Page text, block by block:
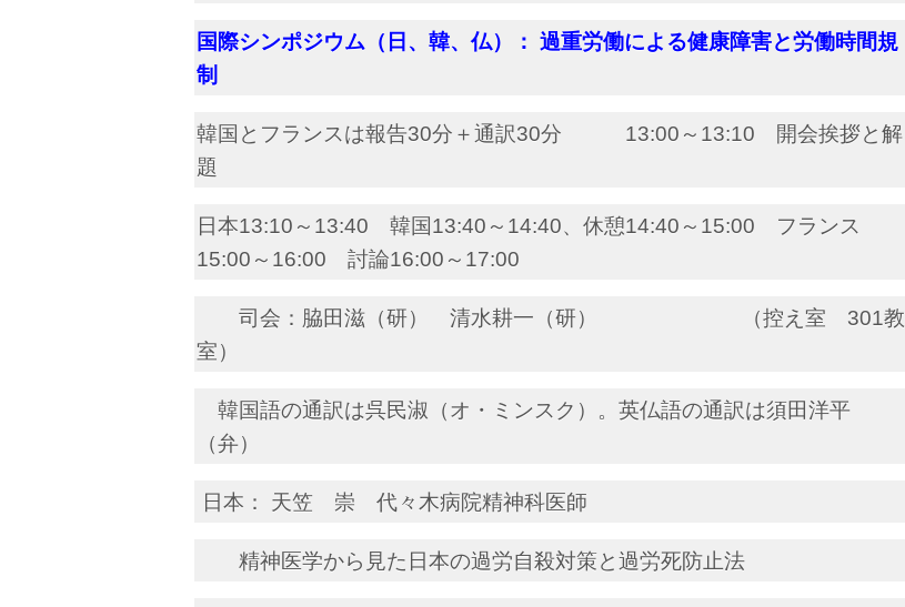
国際シンポジウム（日、韓、仏）： 過重労働による健康障害と労働時間規
制
韓国とフランスは報告30分＋通訳30分 13:00～13:10 開会挨拶と解
題
日本13:10～13:40 韓国13:40～14:40、休憩14:40～15:00 フランス
15:00～16:00 討論16:00～17:00
司会：脇田滋（研） 清水耕一（研） （控え室 301教
室）
韓国語の通訳は呉民淑（オ・ミンスク）。英仏語の通訳は須田洋平
（弁）
日本： 天笠 崇 代々木病院精神科医師
精神医学から見た日本の過労自殺対策と過労死防止法